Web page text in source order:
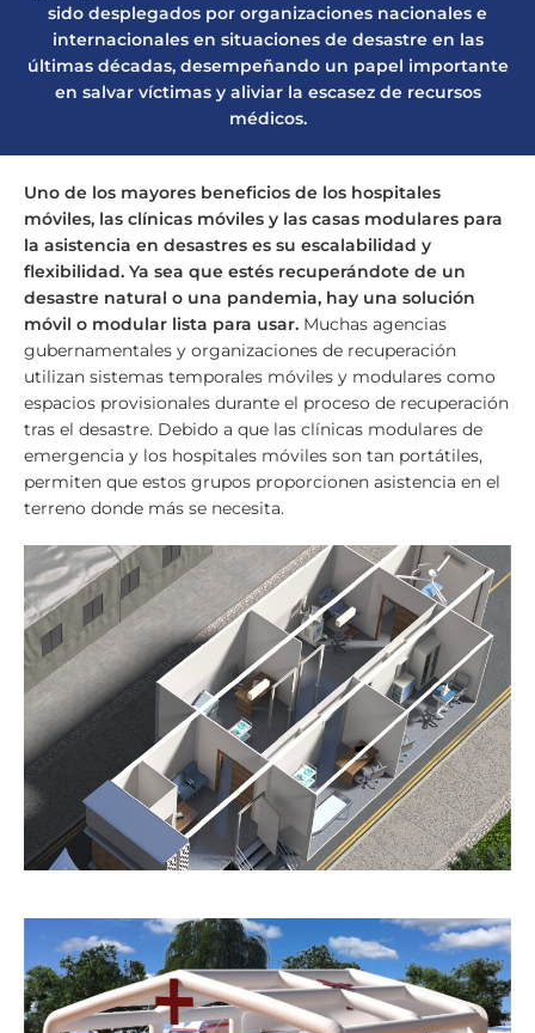
sido desplegados por organizaciones nacionales e
internacionales en situaciones de desastre en las
últimas décadas, desempeñando un papel importante
en salvar víctimas y aliviar la escasez de recursos
médicos.
Uno de los mayores beneficios de los hospitales
móviles, las clínicas móviles y las casas modulares para
la asistencia en desastres es su escalabilidad y
flexibilidad. Ya sea que estés recuperándote de un
desastre natural o una pandemia, hay una solución
móvil o modular lista para usar. Muchas agencias
gubernamentales y organizaciones de recuperación
utilizan sistemas temporales móviles y modulares como
espacios provisionales durante el proceso de recuperación
tras el desastre. Debido a que las clínicas modulares de
emergencia y los hospitales móviles son tan portátiles,
permiten que estos grupos proporcionen asistencia en el
terreno donde más se necesita.